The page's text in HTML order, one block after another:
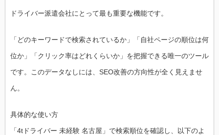
ドライバー派遣会社にとって最も重要な機能です。
「どのキーワードで検索されているか」「自社ページの順位は何
位か」「クリック率はどれくらいか」を把握できる唯一のツール
です。このデータなしには、SEO改善の方向性が全く見えませ
ん。
具体的な使い方
「4tドライバー 未経験 名古屋」で検索順位を確認し、以下のよ